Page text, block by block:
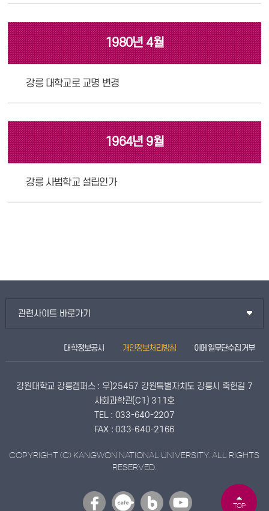
1980년 4월
강릉 대학교로 교명 변경
1964년 9월
강릉 사범학교 설립인가
관련사이트 바로가기
대학정보공시 개인정보처리방침 이메일무단수집거부
강원대학교 강릉캠퍼스 : 우)25457 강원특별자치도 강릉시 죽헌길 7
사회과학관(C1) 311호
TEL : 033-640-2207
FAX : 033-640-2166
COPYRIGHT (C) KANGWON NATIONAL UNIVERSITY. ALL RIGHTS
RESERVED.
TOP